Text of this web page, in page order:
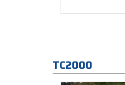
TC2000